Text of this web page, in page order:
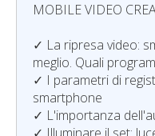
MOBILE VIDEO
✓ La ripresa video:
meglio. Quali
✓ I parametri di
smartphone
✓ L'importanza